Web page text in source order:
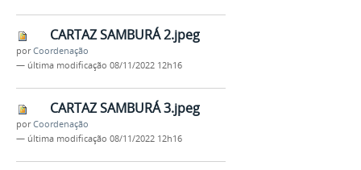
CARTAZ SAMBURÁ 2.jpeg
porCoordenação
— última modificação 08/11/2022 12h16
CARTAZ SAMBURÁ 3.jpeg
porCoordenação
— última modificação 08/11/2022 12h16